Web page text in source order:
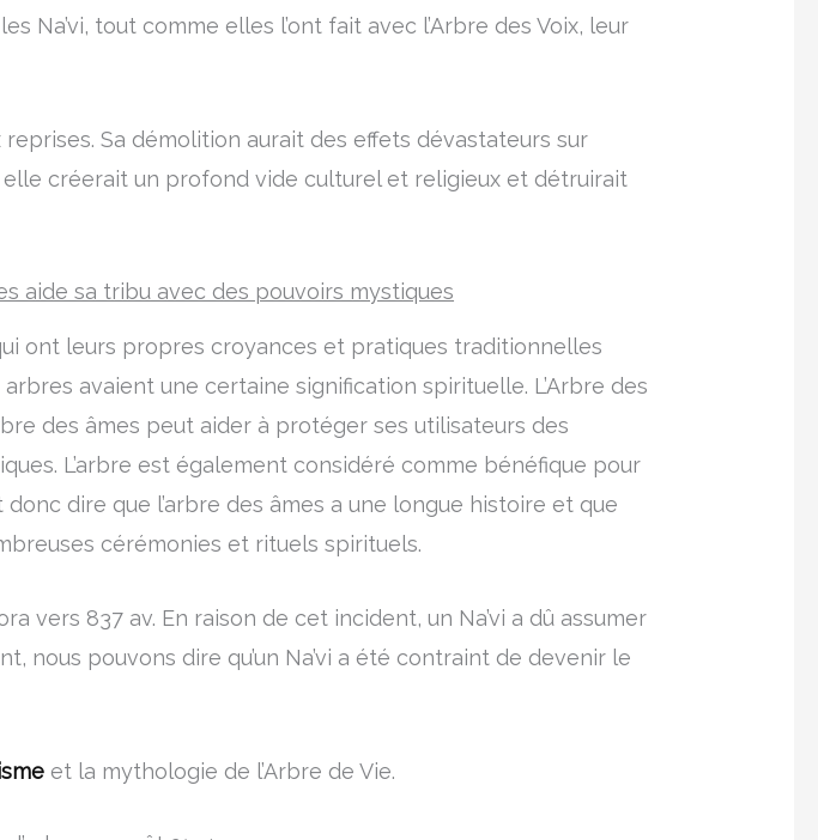
Na’vi, tout comme elles l’ont fait avec l’Arbre des Voix, leur
Sa démolition aurait des effets dévastateurs sur
elle créerait un profond vide culturel et religieux et détruirait
aide sa tribu avec des pouvoirs mystiques
ont leurs propres croyances et pratiques traditionnelles
avaient une certaine signification spirituelle. L’Arbre des
des âmes peut aider à protéger ses utilisateurs des
L’arbre est également considéré comme bénéfique pour
dire que l’arbre des âmes a une longue histoire et que
cérémonies et rituels spirituels.
vers 837 av. En raison de cet incident, un Na’vi a dû assumer
nous pouvons dire qu’un Na’vi a été contraint de devenir le
et la mythologie de l’Arbre de Vie.